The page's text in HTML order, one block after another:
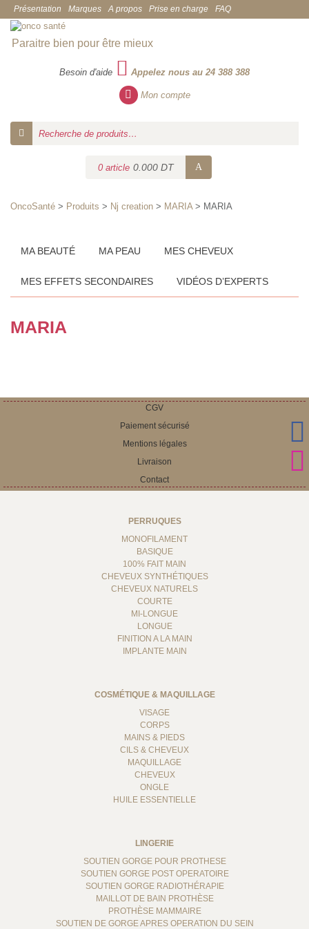
Présentation Marques A propos Prise en charge FAQ
Paraitre bien pour être mieux
Besoin d'aide Appelez nous au 24 388 388
Mon compte
0 article 0.000 DT
OncoSanté > Produits > Nj creation > MARIA> MARIA
MA BEAUTÉ MA PEAU MES CHEVEUX
MES EFFETS SECONDAIRES VIDÉOS D’EXPERTS
MARIA
CGV
Paiement sécurisé
Mentions légales
Livraison
Contact
PERRUQUES
MONOFILAMENT
BASIQUE
100% FAIT MAIN
CHEVEUX SYNTHÉTIQUES
CHEVEUX NATURELS
COURTE
MI-LONGUE
LONGUE
FINITION A LA MAIN
IMPLANTE MAIN
COSMÉTIQUE & MAQUILLAGE
VISAGE
CORPS
MAINS & PIEDS
CILS & CHEVEUX
MAQUILLAGE
CHEVEUX
ONGLE
HUILE ESSENTIELLE
LINGERIE
SOUTIEN GORGE POUR PROTHESE
SOUTIEN GORGE POST OPERATOIRE
SOUTIEN GORGE RADIOTHÉRAPIE
MAILLOT DE BAIN PROTHÈSE
PROTHÈSE MAMMAIRE
SOUTIEN DE GORGE APRES OPERATION DU SEIN